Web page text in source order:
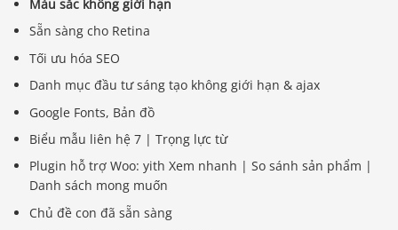
Màu sắc không giới hạn
Sẵn sàng cho Retina
Tối ưu hóa SEO
Danh mục đầu tư sáng tạo không giới hạn & ajax
Google Fonts, Bản đồ
Biểu mẫu liên hệ 7 | Trọng lực từ
Plugin hỗ trợ Woo: yith Xem nhanh | So sánh sản phẩm |
Danh sách mong muốn
Chủ đề con đã sẵn sàng